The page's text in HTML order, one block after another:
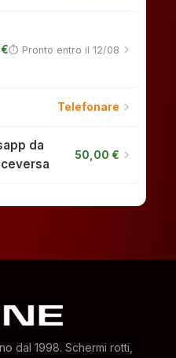
⏱ Pronto entro il 12/08 chevron_right
Telefonare chevron_right
da
50,00 € chevron_right
dal 1998. Schermi rotti,